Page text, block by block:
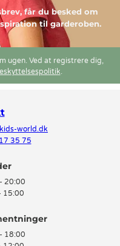
får du besked om
til garderoben.
ugen. Ved at registrere dig,
.
world.dk
35 75
20:00
15:00
18:00